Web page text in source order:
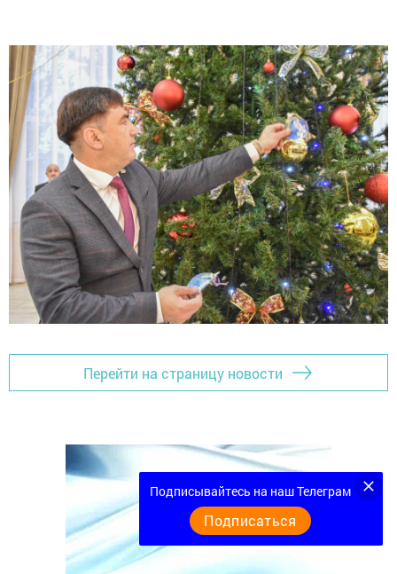
Перейти на страницу новости
Подписывайтесь на наш Телеграм
Подписаться